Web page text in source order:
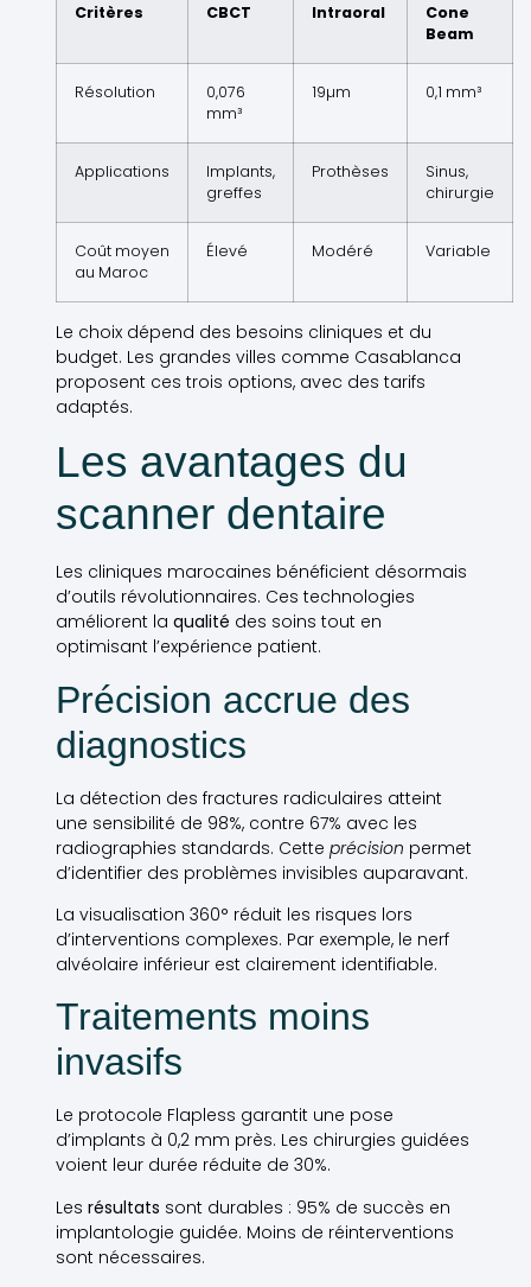
Critères CBCT Intraoral
Cone
Beam
Résolution
0,076
mm³
19µm 0,1 mm³
Applications
Implants,
greffes
Prothèses
Sinus,
chirurgie
Coût moyen
au Maroc
Élevé Modéré Variable
Le choix dépend des besoins cliniques et du
budget. Les grandes villes comme Casablanca
proposent ces trois options, avec des tarifs
adaptés.
Les avantages du
scanner dentaire
Les cliniques marocaines bénéficient désormais
d’outils révolutionnaires. Ces technologies
améliorent la qualité des soins tout en
optimisant l’expérience patient.
Précision accrue des
diagnostics
La détection des fractures radiculaires atteint
une sensibilité de 98%, contre 67% avec les
radiographies standards. Cette précision permet
d’identifier des problèmes invisibles auparavant.
La visualisation 360° réduit les risques lors
d’interventions complexes. Par exemple, le nerf
alvéolaire inférieur est clairement identifiable.
Traitements moins
invasifs
Le protocole Flapless garantit une pose
d’implants à 0,2 mm près. Les chirurgies guidées
voient leur durée réduite de 30%.
Les résultats sont durables : 95% de succès en
implantologie guidée. Moins de réinterventions
sont nécessaires.